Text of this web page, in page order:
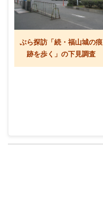
ぶら探訪「続・福山城の痕
跡を歩く」の下見調査